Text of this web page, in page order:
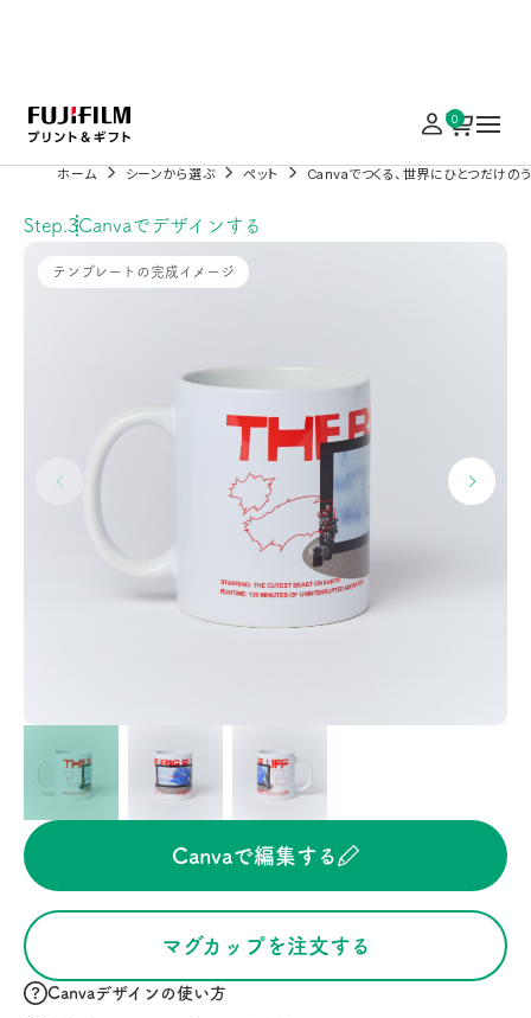
0
ホーム シーンから選ぶ ペット Canvaでつくる、世界にひとつだけの
Step.3Canvaでデザインする
テンプレートの完成イメージ
Canvaで編集する
マグカップを注文する
Canvaデザインの使い方